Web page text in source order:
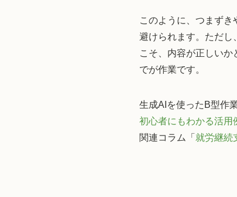
このように、つまず
避けられます。ただし
こそ、内容が正しい
でが作業です。
生成AIを使ったB型作
初心者にもわかる活用
関連コラム「 就労継続